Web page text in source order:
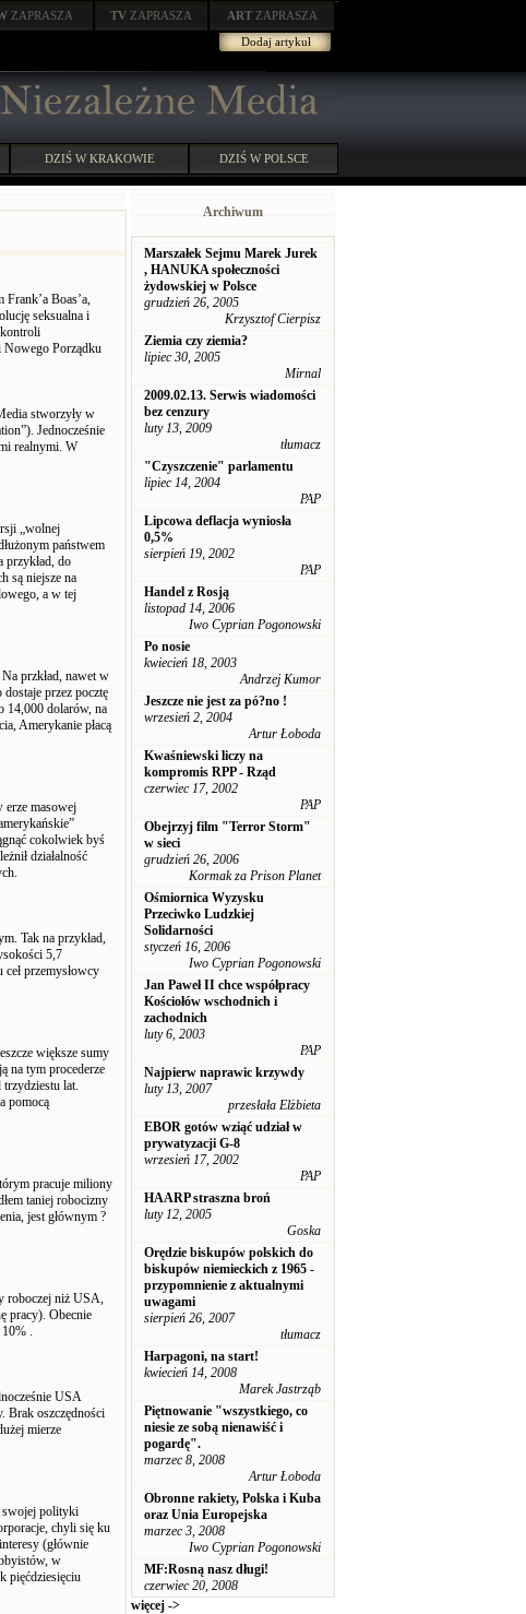
ZAPRASZA TV ZAPRASZA ART ZAPRASZA
Dodaj artykuł
DZIŚ W KRAKOWIE DZIŚ W POLSCE
Boas’a,
seksualna i
Nowego Porządku
stworzyły w
Jednocześnie
realnymi. W
„wolnej
państwem
przykład, do
są niejsze na
a w tej
przkład, nawet w
przez pocztę
14,000 dolarów, na
Amerykanie płacą
erze masowej
cokolwiek byś
działalność
Tak na przykład,
5,7
przemysłowcy
większe sumy
na tym procederze
trzydziestu lat.
pomocą
pracuje miliony
taniej robocizny
jest głównym ?
roboczej niż USA,
pracy). Obecnie
.
USA
Brak oszczędności
mierze
swojej polityki
chyli się ku
(głównie
w
pięćdziesięciu
Archiwum
Marszałek Sejmu Marek Jurek
, HANUKA społeczności
żydowskiej w Polsce
grudzień 26, 2005
Krzysztof Cierpisz
Ziemia czy ziemia?
lipiec 30, 2005
Mirnal
2009.02.13. Serwis wiadomości
bez cenzury
luty 13, 2009
tłumacz
"Czyszczenie" parlamentu
lipiec 14, 2004
PAP
Lipcowa deflacja wyniosła
0,5%
sierpień 19, 2002
PAP
Handel z Rosją
listopad 14, 2006
Iwo Cyprian Pogonowski
Po nosie
kwiecień 18, 2003
Andrzej Kumor
Jeszcze nie jest za pó?no !
wrzesień 2, 2004
Artur Łoboda
Kwaśniewski liczy na
kompromis RPP - Rząd
czerwiec 17, 2002
PAP
Obejrzyj film "Terror Storm"
w sieci
grudzień 26, 2006
Kormak za Prison Planet
Ośmiornica Wyzysku
Przeciwko Ludzkiej
Solidarności
styczeń 16, 2006
Iwo Cyprian Pogonowski
Jan Paweł II chce współpracy
Kościołów wschodnich i
zachodnich
luty 6, 2003
PAP
Najpierw naprawic krzywdy
luty 13, 2007
przesłała Elżbieta
EBOR gotów wziąć udział w
prywatyzacji G-8
wrzesień 17, 2002
PAP
HAARP straszna broń
luty 12, 2005
Goska
Orędzie biskupów polskich do
biskupów niemieckich z 1965 -
przypomnienie z aktualnymi
uwagami
sierpień 26, 2007
tłumacz
Harpagoni, na start!
kwiecień 14, 2008
Marek Jastrząb
Piętnowanie "wszystkiego, co
niesie ze sobą nienawiść i
pogardę".
marzec 8, 2008
Artur Łoboda
Obronne rakiety, Polska i Kuba
oraz Unia Europejska
marzec 3, 2008
Iwo Cyprian Pogonowski
MF:Rosną nasz długi!
czerwiec 20, 2008
więcej ->